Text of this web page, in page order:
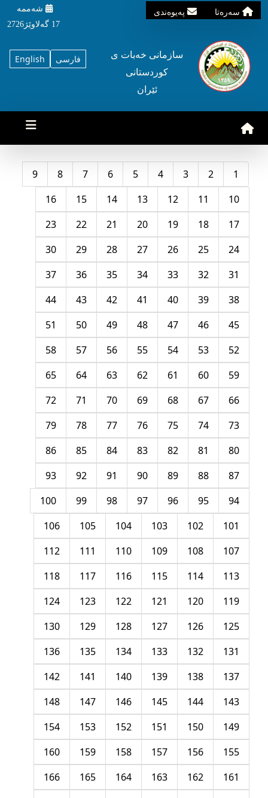
سه‌ره‌تا په‌یوه‌ندی
شه‌ممه‌
17 گه‌لاوێژ2726
English فارسی
سازمانی خه‌بات ی
کوردستانی
ئێران
1
2
3
4
5
6
7
8
9
10
11
12
13
14
15
16
17
18
19
20
21
22
23
24
25
26
27
28
29
30
31
32
33
34
35
36
37
38
39
40
41
42
43
44
45
46
47
48
49
50
51
52
53
54
55
56
57
58
59
60
61
62
63
64
65
66
67
68
69
70
71
72
73
74
75
76
77
78
79
80
81
82
83
84
85
86
87
88
89
90
91
92
93
94
95
96
97
98
99
100
101
102
103
104
105
106
107
108
109
110
111
112
113
114
115
116
117
118
119
120
121
122
123
124
125
126
127
128
129
130
131
132
133
134
135
136
137
138
139
140
141
142
143
144
145
146
147
148
149
150
151
152
153
154
155
156
157
158
159
160
161
162
163
164
165
166